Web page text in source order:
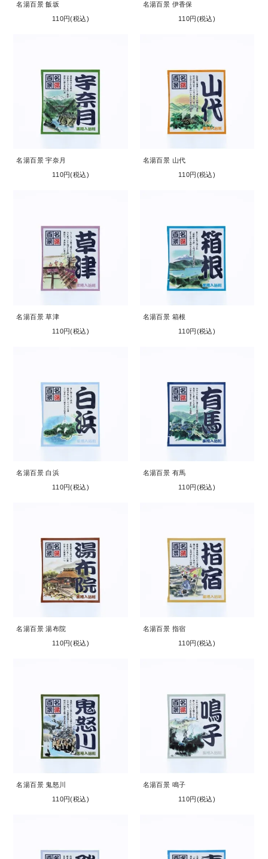
名湯百景 飯坂
110円(税込)
名湯百景 伊香保
110円(税込)
名湯百景 宇奈月
110円(税込)
名湯百景 山代
110円(税込)
名湯百景 草津
110円(税込)
名湯百景 箱根
110円(税込)
名湯百景 白浜
110円(税込)
名湯百景 有馬
110円(税込)
名湯百景 湯布院
110円(税込)
名湯百景 指宿
110円(税込)
名湯百景 鬼怒川
110円(税込)
名湯百景 鳴子
110円(税込)